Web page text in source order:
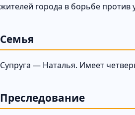
жителей города в борьбе против
Семья
Супруга — Наталья. Имеет
Преследование